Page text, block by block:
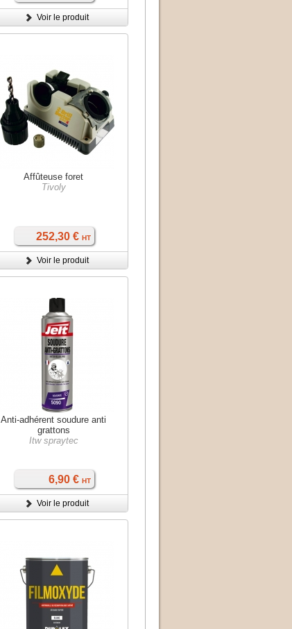
Voir le produit
Affûteuse foret
Tivoly
252,30 € HT
Voir le produit
Anti-adhérent soudure anti
grattons
Itw spraytec
6,90 € HT
Voir le produit